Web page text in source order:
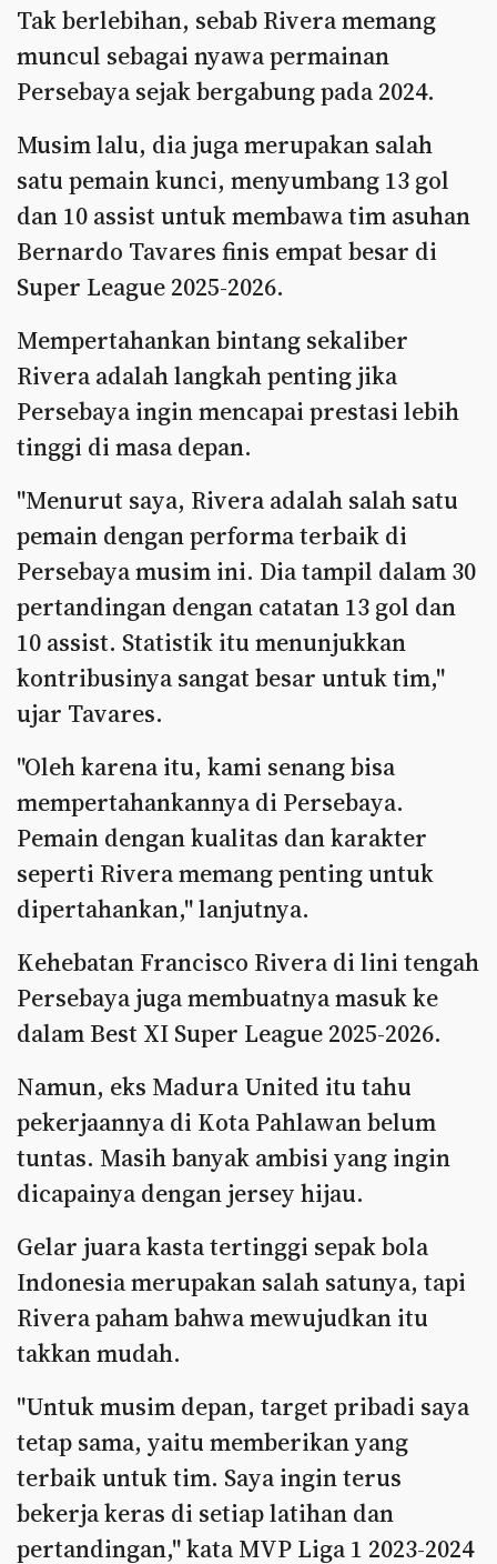
Tak berlebihan, sebab Rivera memang
muncul sebagai nyawa permainan
Persebaya sejak bergabung pada 2024.
Musim lalu, dia juga merupakan salah
satu pemain kunci, menyumbang 13 gol
dan 10 assist untuk membawa tim asuhan
Bernardo Tavares finis empat besar di
Super League 2025-2026.
Mempertahankan bintang sekaliber
Rivera adalah langkah penting jika
Persebaya ingin mencapai prestasi lebih
tinggi di masa depan.
"Menurut saya, Rivera adalah salah satu
pemain dengan performa terbaik di
Persebaya musim ini. Dia tampil dalam 30
pertandingan dengan catatan 13 gol dan
10 assist. Statistik itu menunjukkan
kontribusinya sangat besar untuk tim,"
ujar Tavares.
"Oleh karena itu, kami senang bisa
mempertahankannya di Persebaya.
Pemain dengan kualitas dan karakter
seperti Rivera memang penting untuk
dipertahankan," lanjutnya.
Kehebatan Francisco Rivera di lini tengah
Persebaya juga membuatnya masuk ke
dalam Best XI Super League 2025-2026.
Namun, eks Madura United itu tahu
pekerjaannya di Kota Pahlawan belum
tuntas. Masih banyak ambisi yang ingin
dicapainya dengan jersey hijau.
Gelar juara kasta tertinggi sepak bola
Indonesia merupakan salah satunya, tapi
Rivera paham bahwa mewujudkan itu
takkan mudah.
"Untuk musim depan, target pribadi saya
tetap sama, yaitu memberikan yang
terbaik untuk tim. Saya ingin terus
bekerja keras di setiap latihan dan
pertandingan," kata MVP Liga 1 2023-2024